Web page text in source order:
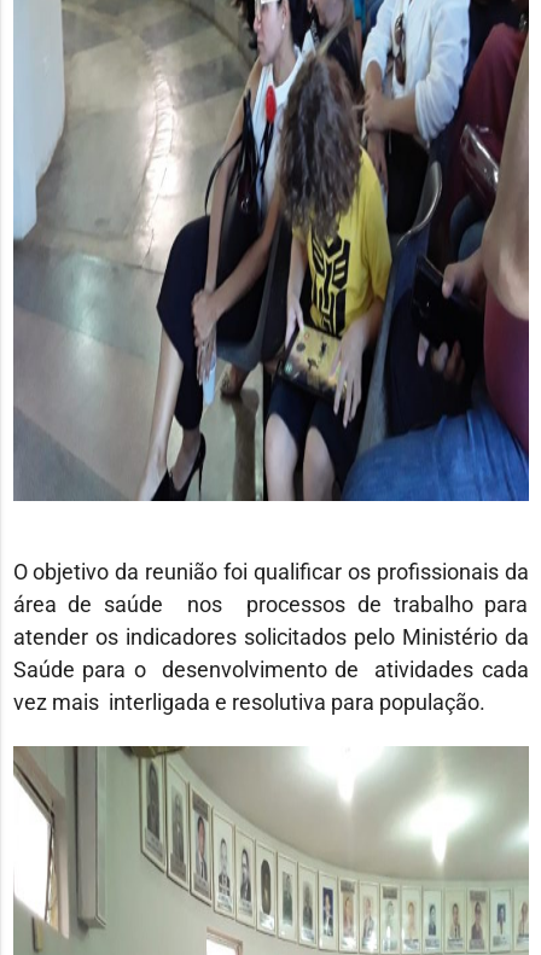
O objetivo da reunião foi qualificar os profissionais da
área de saúde nos processos de trabalho para
atender os indicadores solicitados pelo Ministério da
Saúde para o desenvolvimento de atividades cada
vez mais interligada e resolutiva para população.